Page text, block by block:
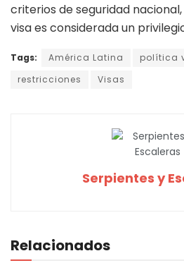
criterios de seguridad
visa es considerada un
Tags: América Latina
política
restricciones
Visas
Serpientes y
Relacionados